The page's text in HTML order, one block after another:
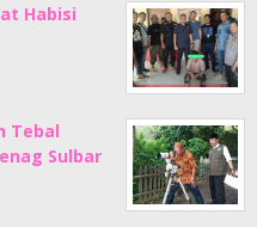
Habisi
Tebal
Sulbar